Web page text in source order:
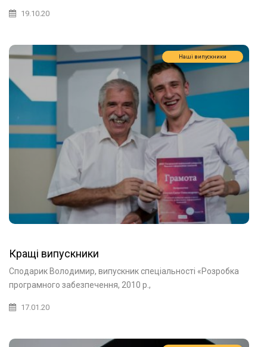
19.10.20
Наші випускники
Кращі випускники
Сподарик Володимир, випускник спеціальності «Розробка
програмного забезпечення, 2010 р.,
17.01.20